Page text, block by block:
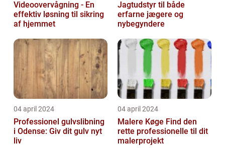
Videoovervågning - En
effektiv løsning til sikring
af hjemmet
Jagtudstyr til både
erfarne jægere og
nybegyndere
04 april 2024
Professionel gulvslibning
i Odense: Giv dit gulv nyt
liv
04 april 2024
Malere Køge Find den
rette professionelle til dit
malerprojekt